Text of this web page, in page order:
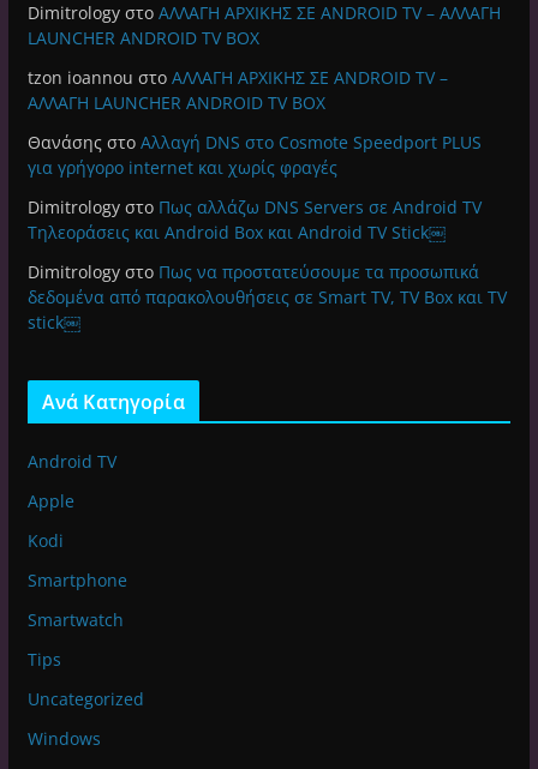
Dimitrologyστο ΑΛΛΑΓΗ ΑΡΧΙΚΗΣ ΣΕ ANDROID TV – ΑΛΛΑΓΗ
LAUNCHER ANDROID TV BOX
tzon ioannou στο ΑΛΛΑΓΗ ΑΡΧΙΚΗΣ ΣΕ ANDROID TV –
ΑΛΛΑΓΗ LAUNCHER ANDROID TV BOX
Θανάσηςστο Αλλαγή DNS στο Cosmote Speedport PLUS
για γρήγορο internet και χωρίς φραγές
Dimitrologyστο Πως αλλάζω DNS Servers σε Android TV
Τηλεοράσεις και Android Box και Android TV Stick￼
Dimitrologyστο Πως να προστατεύσουμε τα προσωπικά
δεδομένα από παρακολουθήσεις σε Smart TV, TV Box και TV
stick￼
Ανά Κατηγορία
Android TV
Apple
Kodi
Smartphone
Smartwatch
Tips
Uncategorized
Windows